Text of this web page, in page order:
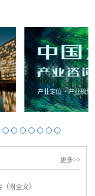
更多>>
附全文）